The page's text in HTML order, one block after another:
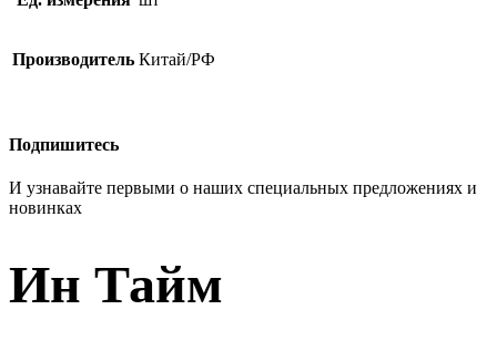
Производитель Китай/РФ
Подпишитесь
И узнавайте первыми о наших специальных предложениях и
новинках
Ин Тайм